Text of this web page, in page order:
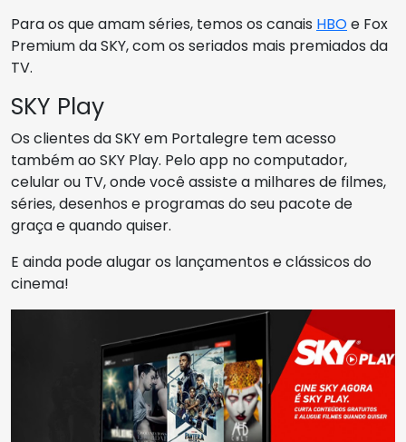
Para os que amam séries, temos os canais HBOe Fox
Premium da SKY, com os seriados mais premiados da
TV.
SKY Play
Os clientes da SKY em Portalegre tem acesso
também ao SKY Play. Pelo app no computador,
celular ou TV, onde você assiste a milhares de filmes,
séries, desenhos e programas do seu pacote de
graça e quando quiser.
E ainda pode alugar os lançamentos e clássicos do
cinema!